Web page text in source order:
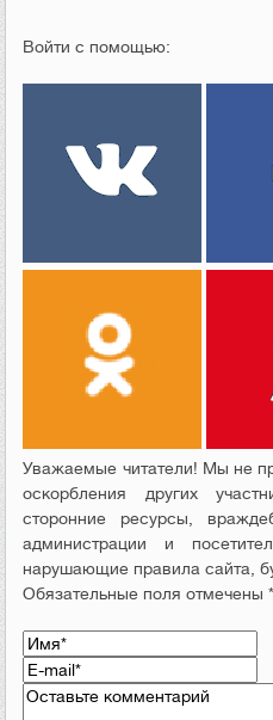
Войти с помощью:
Уважаемые читатели! Мы не
оскорбления других
сторонние ресурсы,
администрации и
нарушающие правила сайта,
Обязательные поля отмечены *